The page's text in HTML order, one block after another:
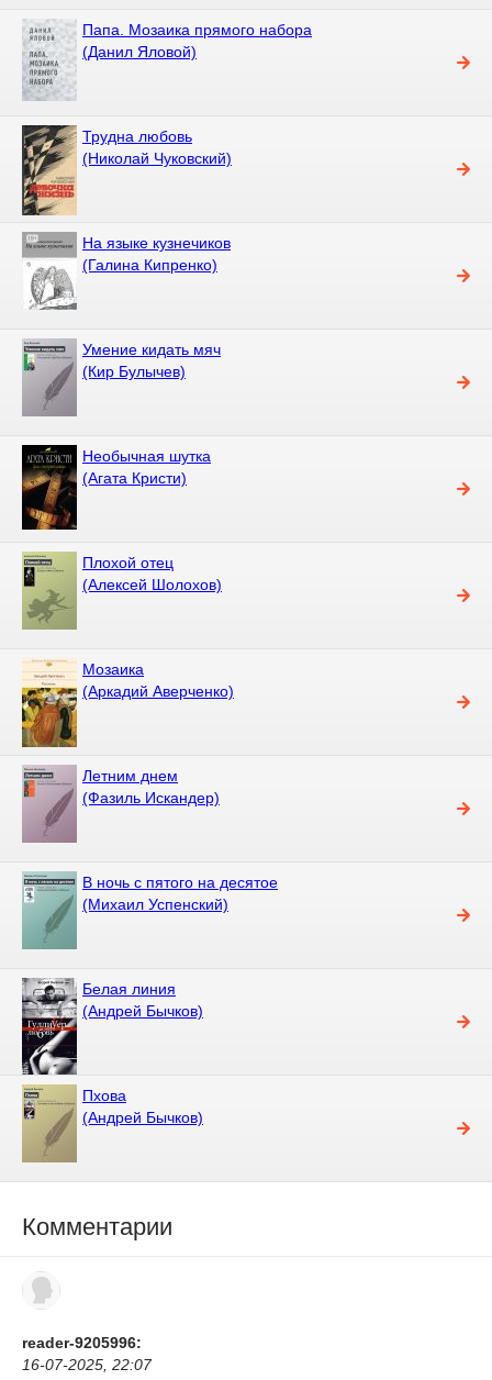
Папа. Мозаика прямого набора
(Данил Яловой)
Трудна любовь
(Николай Чуковский)
На языке кузнечиков
(Галина Кипренко)
Умение кидать мяч
(Кир Булычев)
Необычная шутка
(Агата Кристи)
Плохой отец
(Алексей Шолохов)
Мозаика
(Аркадий Аверченко)
Летним днем
(Фазиль Искандер)
В ночь с пятого на десятое
(Михаил Успенский)
Белая линия
(Андрей Бычков)
Пхова
(Андрей Бычков)
Комментарии
reader-9205996:
16-07-2025, 22:07